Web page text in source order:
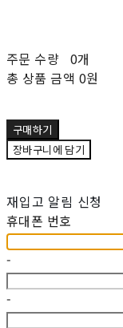
주문 수량 0개
총 상품 금액 0원
구매하기
장바구니에 담기
재입고 알림 신청
휴대폰 번호
-
-